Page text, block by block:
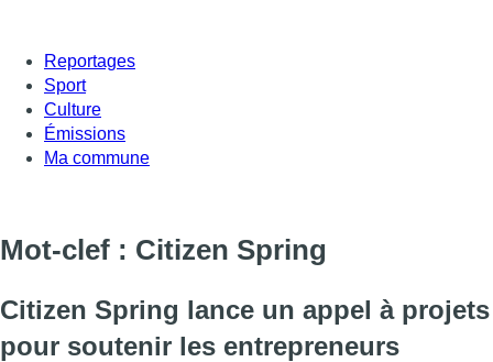
Reportages
Sport
Culture
Émissions
Ma commune
Mot-clef : Citizen Spring
Citizen Spring lance un appel à projets
pour soutenir les entrepreneurs